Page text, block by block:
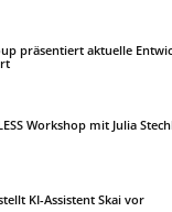
präsentiert aktuelle
Workshop mit Julia
KI-Assistent Skai vor